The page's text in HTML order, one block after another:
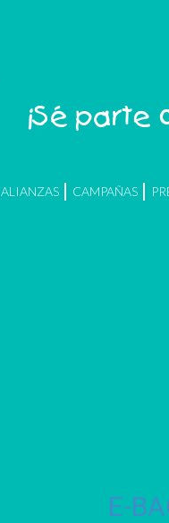
¡Sé parte
ALIANZAS CAMPAÑAS
E-